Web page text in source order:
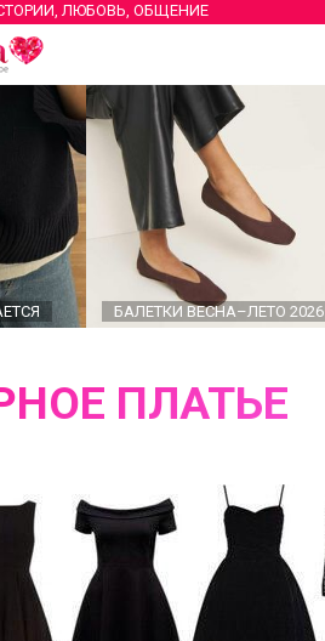
ЛЮБОВЬ, ОБЩЕНИЕ
БАЛЕТКИ ВЕСНА–ЛЕТО 2026
ПЛАТЬЕ